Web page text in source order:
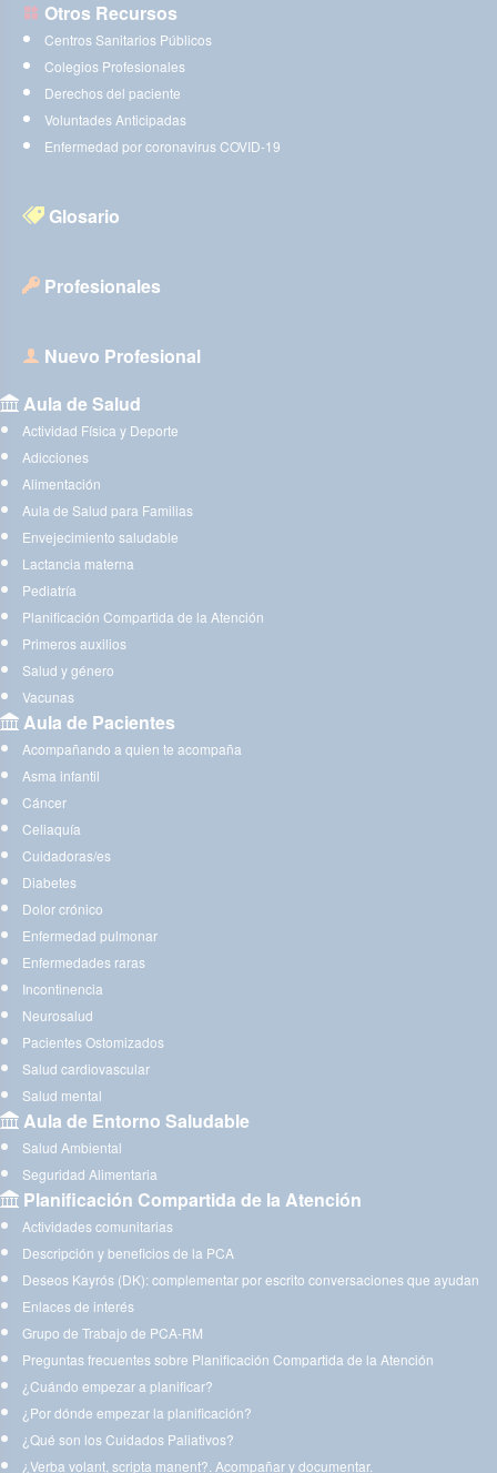
Otros Recursos
Centros Sanitarios Públicos
Colegios Profesionales
Derechos del paciente
Voluntades Anticipadas
Enfermedad por coronavirus COVID-19
Glosario
Profesionales
Nuevo Profesional
Aula de Salud
Actividad Física y Deporte
Adicciones
Alimentación
Aula de Salud para Familias
Envejecimiento saludable
Lactancia materna
Pediatría
Planificación Compartida de la Atención
Primeros auxilios
Salud y género
Vacunas
Aula de Pacientes
Acompañando a quien te acompaña
Asma infantil
Cáncer
Celiaquía
Cuidadoras/es
Diabetes
Dolor crónico
Enfermedad pulmonar
Enfermedades raras
Incontinencia
Neurosalud
Pacientes Ostomizados
Salud cardiovascular
Salud mental
Aula de Entorno Saludable
Salud Ambiental
Seguridad Alimentaria
Planificación Compartida de la Atención
Actividades comunitarias
Descripción y beneficios de la PCA
Deseos Kayrós (DK): complementar por escrito conversaciones que ayudan
Enlaces de interés
Grupo de Trabajo de PCA-RM
Preguntas frecuentes sobre Planificación Compartida de la Atención
¿Cuándo empezar a planificar?
¿Por dónde empezar la planificación?
¿Qué son los Cuidados Paliativos?
¿Verba volant, scripta manent?. Acompañar y documentar.